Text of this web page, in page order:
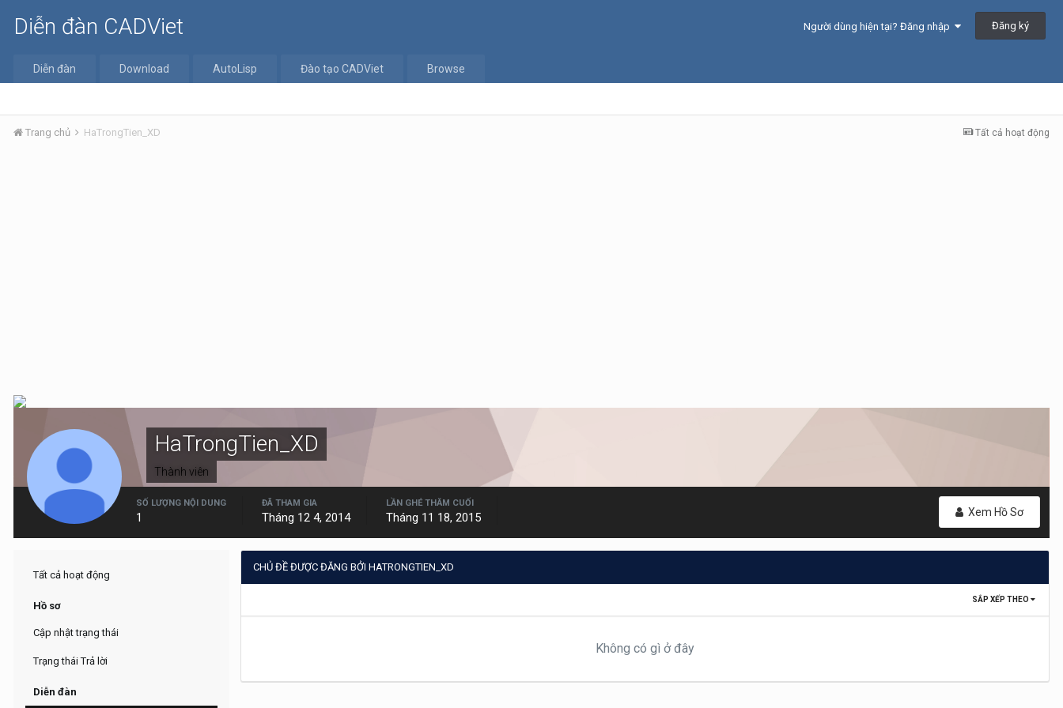
Diễn đàn CADViet Người dùng hiện tại? Đăng nhập Đăng ký
Diễn đàn Download AutoLisp Đào tạo CADViet Browse
Tất cả hoạt động
Trang chủ HaTrongTien_XD
HaTrongTien_XD
Thành viên
Xem Hồ Sơ
SỐ LƯỢNG NỘI DUNG
1
ĐÃ THAM GIA
Tháng 12 4, 2014
LẦN GHÉ THĂM CUỐI
Tháng 11 18, 2015
Tất cả hoạt động
Hồ sơ
Cập nhật trạng thái
Trạng thái Trả lời
Diễn đàn
CHỦ ĐỀ ĐƯỢC ĐĂNG BỞI HATRONGTIEN_XD
SẮP XẾP THEO
Không có gì ở đây